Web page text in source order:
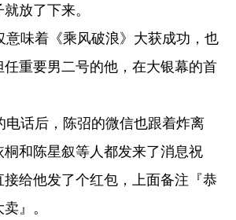
放了下来。
味着《乘风破浪》大获成功，也
重要男二号的他，在大银幕的首
话后，陈弨的微信也跟着炸离
和陈星叙等人都发来了消息祝
给他发了个红包，上面备注『恭
』。